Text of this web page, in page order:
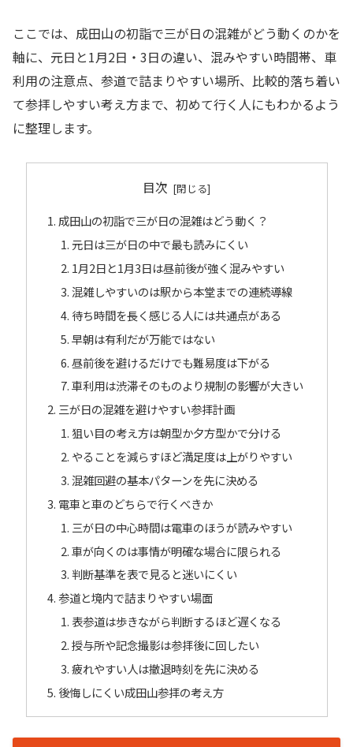
ここでは、成田山の初詣で三が日の混雑がどう動くのかを
軸に、元日と1月2日・3日の違い、混みやすい時間帯、車
利用の注意点、参道で詰まりやすい場所、比較的落ち着い
て参拝しやすい考え方まで、初めて行く人にもわかるよう
に整理します。
目次
成田山の初詣で三が日の混雑はどう動く？
元日は三が日の中で最も読みにくい
1月2日と1月3日は昼前後が強く混みやすい
混雑しやすいのは駅から本堂までの連続導線
待ち時間を長く感じる人には共通点がある
早朝は有利だが万能ではない
昼前後を避けるだけでも難易度は下がる
車利用は渋滞そのものより規制の影響が大きい
三が日の混雑を避けやすい参拝計画
狙い目の考え方は朝型か夕方型かで分ける
やることを減らすほど満足度は上がりやすい
混雑回避の基本パターンを先に決める
電車と車のどちらで行くべきか
三が日の中心時間は電車のほうが読みやすい
車が向くのは事情が明確な場合に限られる
判断基準を表で見ると迷いにくい
参道と境内で詰まりやすい場面
表参道は歩きながら判断するほど遅くなる
授与所や記念撮影は参拝後に回したい
疲れやすい人は撤退時刻を先に決める
後悔しにくい成田山参拝の考え方